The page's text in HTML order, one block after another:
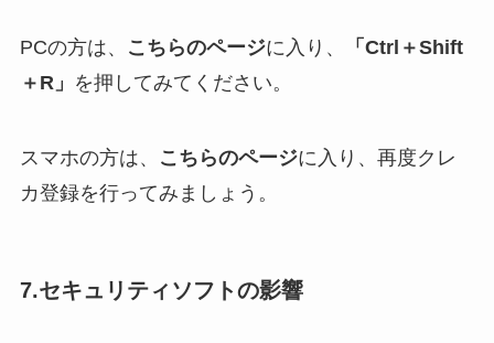
PCの方は、 こちらのページに入り、
「Ctrl＋Shift
＋R」 を押してみてください。
スマホの方は、 こちらのページに入り、再度クレ
カ登録を行ってみましょう。
7.セキュリティソフトの影響